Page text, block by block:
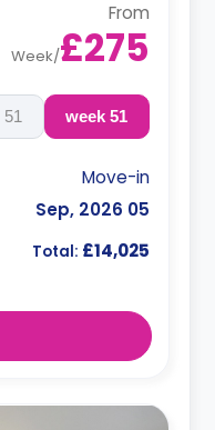
From
£275
/
Week
51 week
51 week
Move-in
05 Sep, 2026
Total: £14,025